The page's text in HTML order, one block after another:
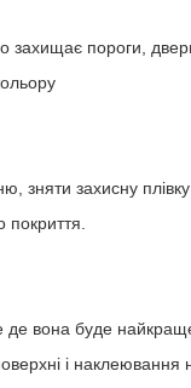
пороги,
захисну плівку
вона буде
і наклеювання